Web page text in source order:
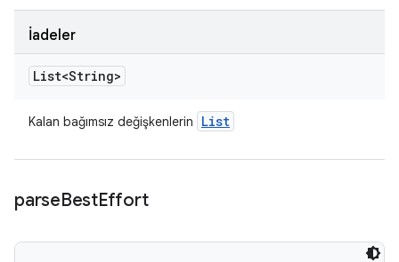
İadeler
List<String>
Kalan bağımsız değişkenlerin List
parseBestEffort